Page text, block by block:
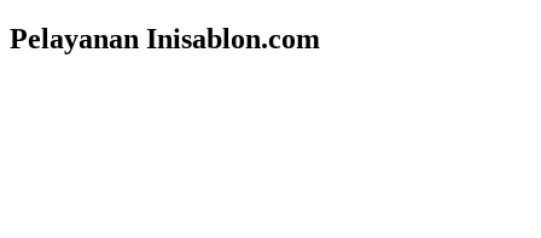
Pelayanan Inisablon.com